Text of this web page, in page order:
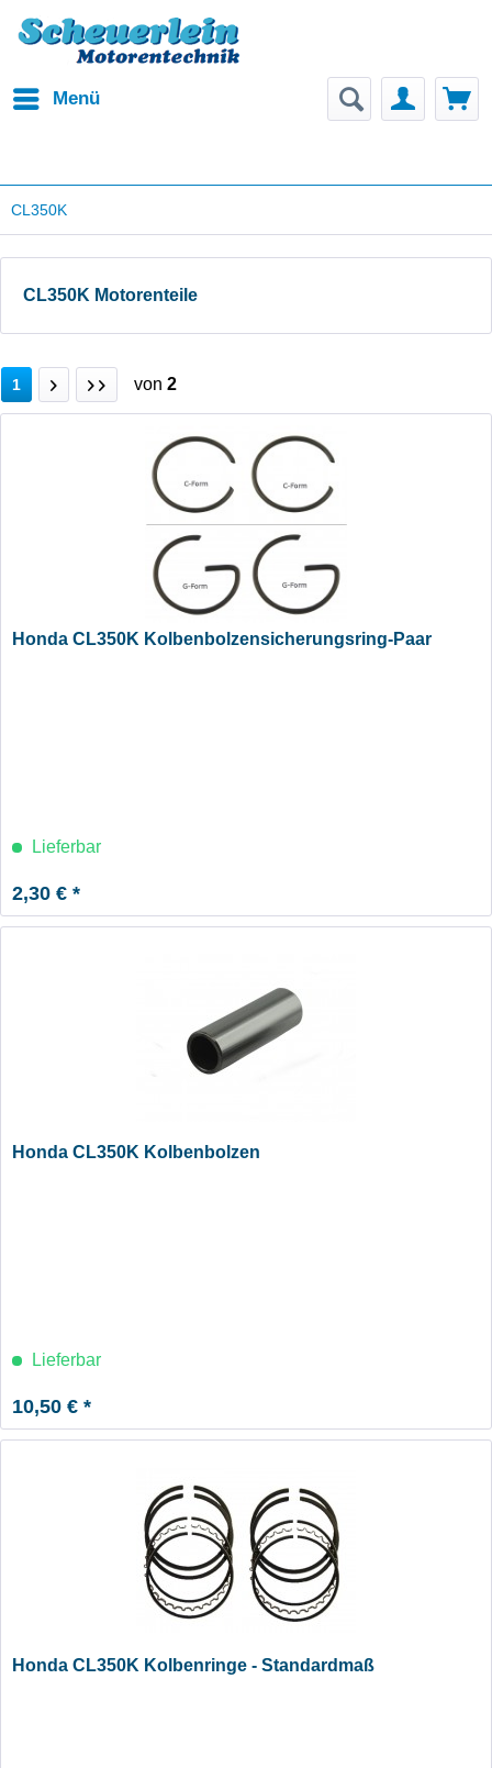
Menü
CL350K
CL350K Motorenteile
1 von 2
Honda CL350K Kolbenbolzensicherungsring-Paar
Lieferbar
2,30 € *
Honda CL350K Kolbenbolzen
Lieferbar
10,50 € *
Honda CL350K Kolbenringe - Standardmaß